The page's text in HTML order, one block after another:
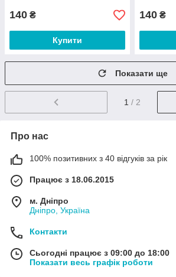
140 ₴
Купити
140 ₴
Показати ще
1 / 2
Про нас
100% позитивних з 40 відгуків за рік
Працює з 18.06.2015
м. Дніпро
Дніпро, Україна
Контакти
Сьогодні працює з 09:00 до 18:00
Показати весь графік роботи